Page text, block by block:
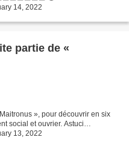
14, 2022
partie de «
», pour découvrir en six
social et ouvrier. Astuci…
13, 2022